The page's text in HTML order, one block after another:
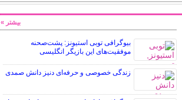
بیوگرافی توبی استیونز: پشت‌صحنه
موفقیت‌های این بازیگر انگلیسی
زندگی خصوصی و حرفه‌ای دنیز دانش صمدی
بیشتر »